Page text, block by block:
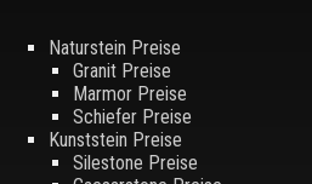
Naturstein Preise
Granit Preise
Marmor Preise
Schiefer Preise
Kunststein Preise
Silestone Preise